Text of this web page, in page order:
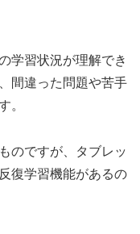
学習状況が理解でき
間違った問題や苦手
。
のですが、タブレッ
復学習機能があるの